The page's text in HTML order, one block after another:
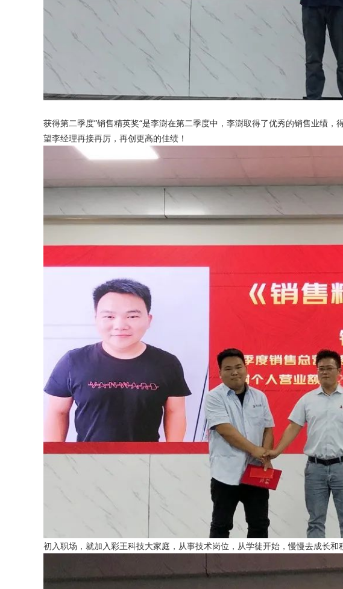
获得第二季度”销售精英奖“是李澍在第二季度中，李澍取得了优秀的销售业绩
望李经理再接再厉，再创更高的佳绩！
初入职场，就加入彩王科技大家庭，从事技术岗位，从学徒开始，慢慢去成长和